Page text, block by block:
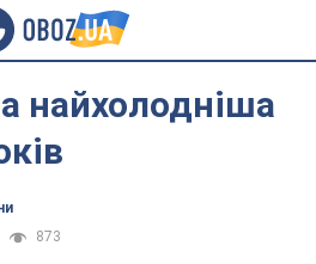
найхолодніша
873